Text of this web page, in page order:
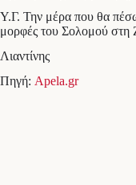
Υ.Γ. Την μέρα που θα
μορφές του Σολομού στη
Λιαντίνης
Πηγή: Apela.gr